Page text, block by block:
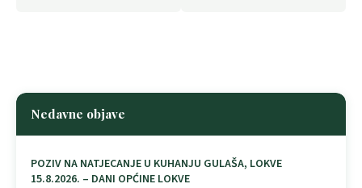
Nedavne objave
POZIV NA NATJECANJE U KUHANJU GULAŠA, LOKVE
15.8.2026. – DANI OPĆINE LOKVE